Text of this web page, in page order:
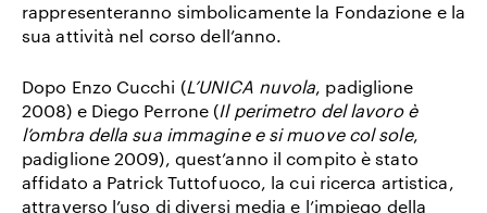
rappresenteranno simbolicamente la Fondazione e la
sua attività nel corso dell’anno.
Dopo Enzo Cucchi (L’UNICA nuvola, padiglione
2008) e Diego Perrone (Il perimetro del lavoro è
l’ombra della sua immagine e si muove col sole,
padiglione 2009), quest’anno il compito è stato
affidato a Patrick Tuttofuoco, la cui ricerca artistica,
attraverso l’uso di diversi media e l’impiego della